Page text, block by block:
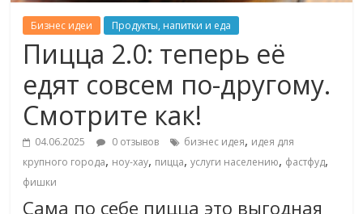
Бизнес идеи Продукты, напитки и еда
Пицца 2.0: теперь её
едят совсем по-другому.
Смотрите как!
04.06.2025 0 отзывов бизнес идея, идея для
крупного города, ноу-хау, пицца,услуги населению, фастфуд,
фишки
Сама по себе пицца это выгодная